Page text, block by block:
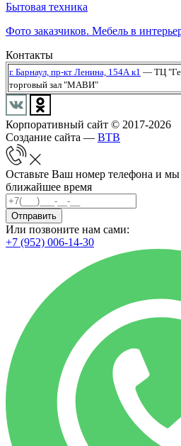
Бытовая техника
Фото заказчиков. Мебель в
Контакты
г. Барнаул, пр-кт Ленина, 154А к1 — ТЦ
торговый зал "МАВИ"
Корпоративный сайт © 2017-2026
Создание сайта — BTB
Оставьте Ваш номер телефона и
ближайшее время
Отправить
Или позвоните нам сами:
+7 (952) 006-14-30